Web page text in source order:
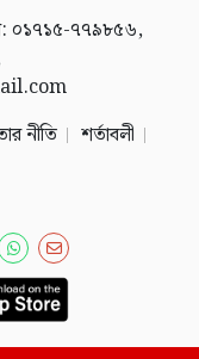
০১৭১৫-৭৭৯৮৫৬,
নীতি
শর্তাবলী